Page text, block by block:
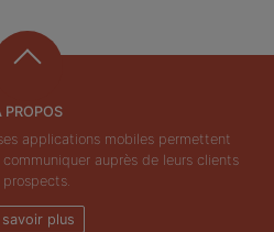
PROPOS
applications mobiles permettent
auprès de leurs clients
savoir plus